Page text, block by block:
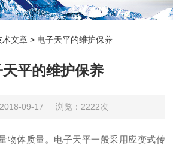
术文章 > 电子天平的维护保养
天平的维护保养
09-17 浏览：2222次
物体质量。电子天平一般采用应变式传